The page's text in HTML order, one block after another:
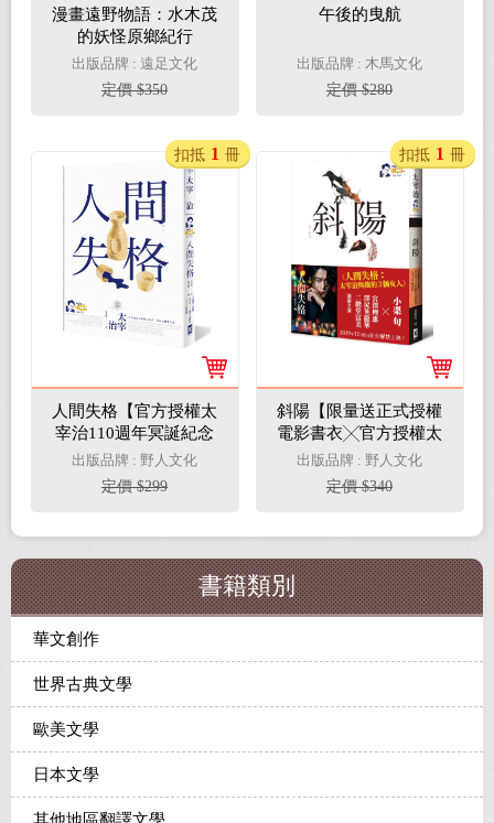
漫畫遠野物語：水木茂
的妖怪原鄉紀行
出版品牌 : 遠足文化
定價 $350
午後的曳航
出版品牌 : 木馬文化
定價 $280
人間失格【官方授權太
宰治110週年冥誕紀念
LOGO版】：獨家收錄
【太宰治的三個女人】
彩頁專欄及【生前最後
與創作祕辛
出版品牌 : 野人文化
定價 $299
扣抵 1 冊
斜陽【限量送正式授權
電影書衣╳官方授權太
宰治110週年冥誕紀念
LOGO】：特附(1)人間
失格電影書衣雙面大尺
&《愛與死手記》創作
祕辛、(3)太宰治老家
【斜陽館】彩頁特輯
出版品牌 : 野人文化
定價 $340
扣抵 1 冊
書籍類別
華文創作
世界古典文學
歐美文學
日本文學